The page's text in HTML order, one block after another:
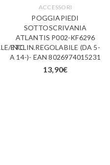
ETC
ACCESSORI
POGGIAPIEDI
SOTTOSCRIVANIA
ATLANTIS P002-KF6296
INCLIN.REGOLABILE (DA 5-
A 14-)- EAN 8026974015231
13,90€